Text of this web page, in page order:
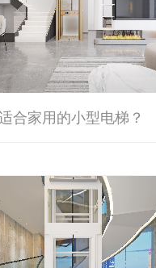
合家用的小型电梯？